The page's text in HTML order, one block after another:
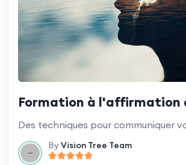
Formation à l'affirmation
ByVision Tree Team